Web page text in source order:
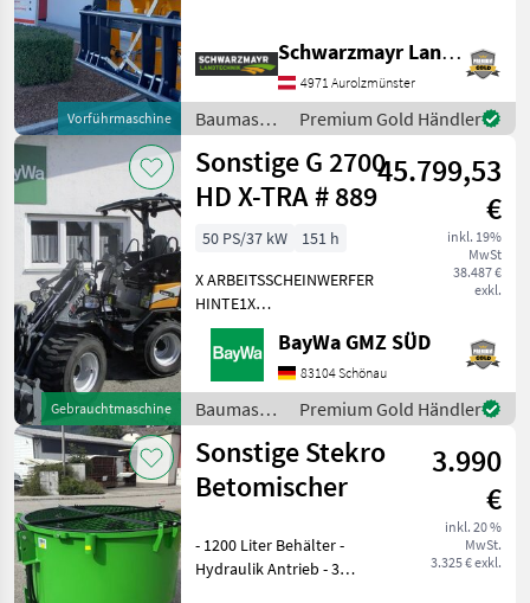
Vorführmaschine
Tragkraft VFG-gebraucht
Das Verkaufsteam der Fa.
Schwarzmayr Landtechnik GmbH - Aurolzmünster
4971 Aurolzmünster
Baumaschinen
/ Sonstige
Premium Gold Händler
Gebrauchtmaschine
Sonstige G 2700
HD X-TRA # 889
45.799,53
€
inkl. 19%
MwSt
38.487 €
exkl.
50 PS/37 kW
151 h
X ARBEITSSCHEINWERFER
HINTE1X
ARBEITSSCHEINWERFER
VORNE1X
HECKGEWICHTSPLATTE 62
KG1X
HYDRAULIKKREISLAUF
DPPPEL31X15.50-15
SKIDDATENBESCHEINIGUNG
BRD 20 KMDRUCKFREIER
BayWa GMZ SÜD
83104 Schönau
Baumaschinen
/ Sonstige
Premium Gold Händler
Sonstige Stekro
Betomischer
3.990
€
inkl. 20 %
MwSt.
3.325 € exkl.
- 1200 Liter Behälter -
Hydraulik Antrieb - 3